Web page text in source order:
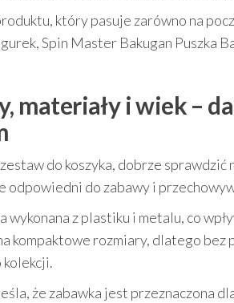
który pasuje zarówno na
Spin Master Bakugan Puszka
materiały i wiek –
do koszyka, dobrze
odpowiedni do zabawy i
wykonana z plastiku i metalu, co
kompaktowe rozmiary, dlatego bez
kolekcji.
że zabawka jest przeznaczona